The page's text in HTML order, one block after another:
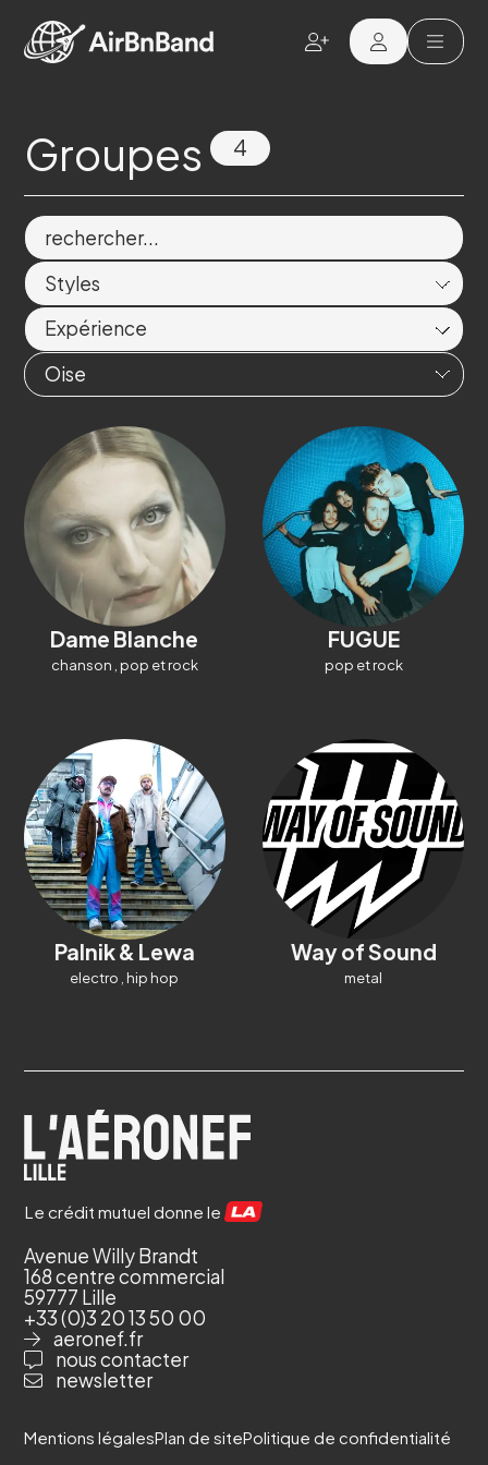
Groupes 4
Dame Blanche
chanson pop et rock
FUGUE
pop et rock
Palnik & Lewa
electro hip hop
Way of Sound
metal
Le crédit mutuel donne le
Avenue Willy Brandt
168 centre commercial
59777 Lille
+33 (0)3 20 13 50 00
aeronef.fr
nous contacter
newsletter
Mentions légalesPlan de sitePolitique de confidentialité